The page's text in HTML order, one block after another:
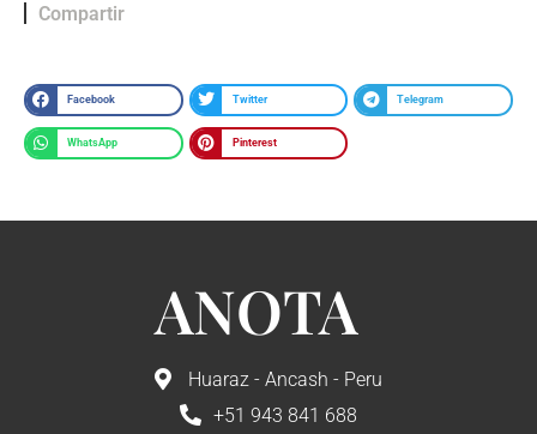
Compartir
Facebook Twitter Telegram
WhatsApp Pinterest
ANOTA
Huaraz - Ancash - Peru
+51 943 841 688